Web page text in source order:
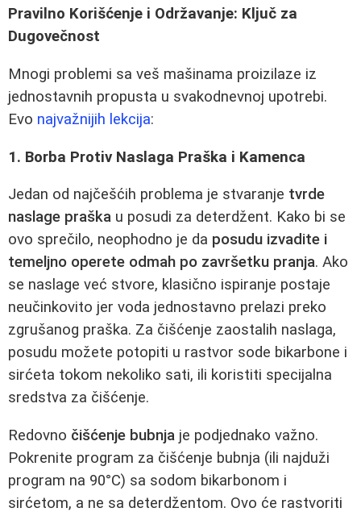
Pravilno Korišćenje i Održavanje: Ključ za
Dugovečnost
Mnogi problemi sa veš mašinama proizilaze iz
jednostavnih propusta u svakodnevnoj upotrebi.
Evo najvažnijih lekcija:
1. Borba Protiv Naslaga Praška i Kamenca
Jedan od najčešćih problema je stvaranje tvrde
naslage praška u posudi za deterdžent. Kako bi se
ovo sprečilo, neophodno je da posudu izvadite i
temeljno operete odmah po završetku pranja. Ako
se naslage već stvore, klasično ispiranje postaje
neučinkovito jer voda jednostavno prelazi preko
zgrušanog praška. Za čišćenje zaostalih naslaga,
posudu možete potopiti u rastvor sode bikarbone i
sirćeta tokom nekoliko sati, ili koristiti specijalna
sredstva za čišćenje.
Redovno čišćenje bubnja je podjednako važno.
Pokrenite program za čišćenje bubnja (ili najduži
program na 90°C) sa sodom bikarbonom i
sirćetom, a ne sa deterdžentom. Ovo će rastvoriti